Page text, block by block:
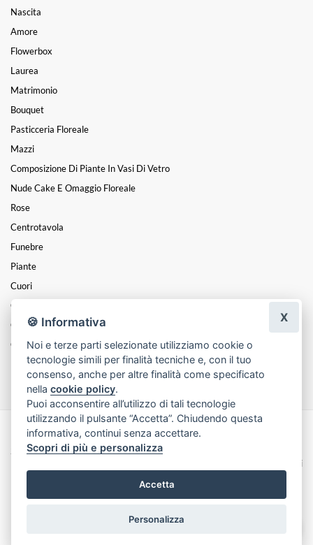
Nascita
Amore
Flowerbox
Laurea
Matrimonio
Bouquet
Pasticceria Floreale
Mazzi
Composizione Di Piante In Vasi Di Vetro
Nude Cake E Omaggio Floreale
Rose
Centrotavola
Funebre
Piante
Cuori
Coroncine
Composizioni
Cesti
Festa Della Mamma
Made with byInfoser.it- Realizzazione Siti ecommerce per Fioristi
2026
Termini e Condizioni
🍪 Informativa
Noi e terze parti selezionate utilizziamo cookie o
tecnologie simili per finalità tecniche e, con il tuo
consenso, anche per altre finalità come specificato
nellacookie policy.
Puoi acconsentire all’utilizzo di tali tecnologie
utilizzando il pulsante “Accetta”. Chiudendo questa
informativa, continui senza accettare.
Scopri di più e personalizza
Accetta
Personalizza
X